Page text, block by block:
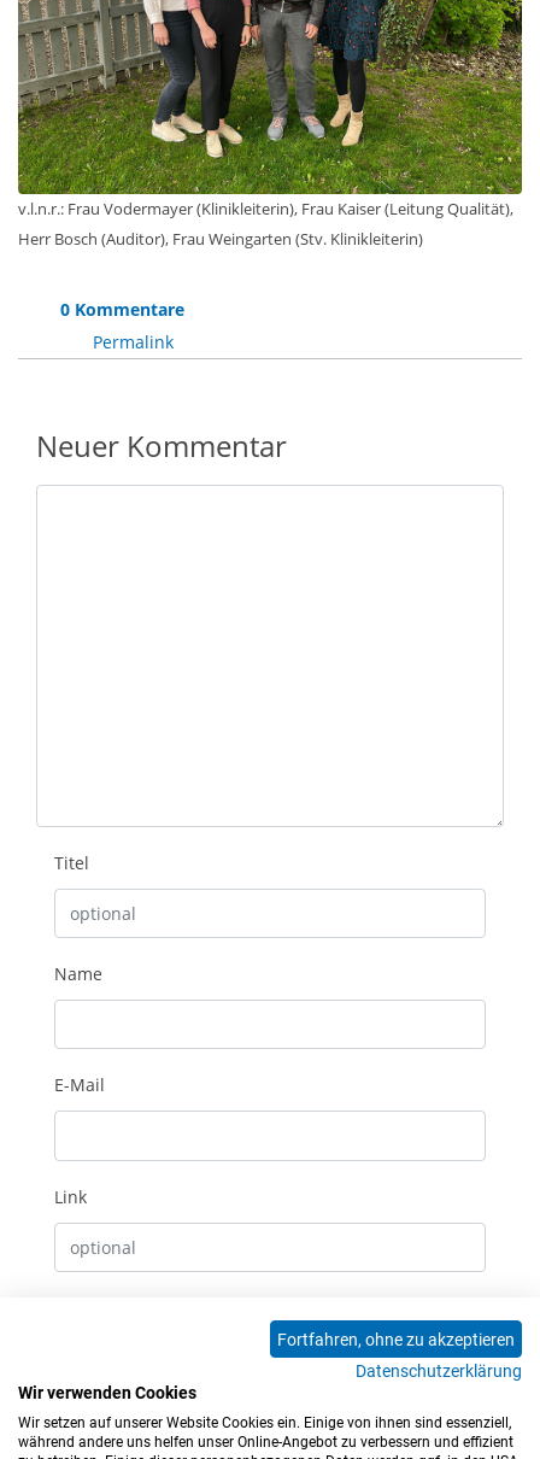
v.l.n.r.: Frau Vodermayer (Klinikleiterin), Frau Kaiser (Leitung Qualität),
Herr Bosch (Auditor), Frau Weingarten (Stv. Klinikleiterin)
0 Kommentare
Permalink
Neuer Kommentar
Titel
Name
E-Mail
Link
0 Kommentare
Fortfahren, ohne zu akzeptieren
Datenschutzerklärung
Wir verwenden Cookies
Wir setzen auf unserer Website Cookies ein. Einige von ihnen sind essenziell,
während andere uns helfen unser Online-Angebot zu verbessern und effizient